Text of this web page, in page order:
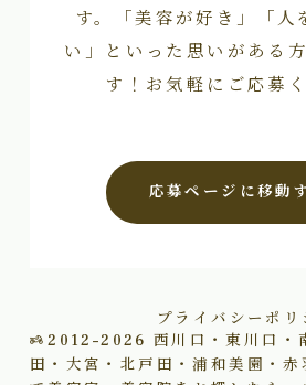
す。「美容が好き」「人
い」といった思いがある
す！お気軽にご応募
応募ページに移動
プライバシーポリ
2012–2026 西川口・東川口・
田・大宮・北戸田・浦和美園・